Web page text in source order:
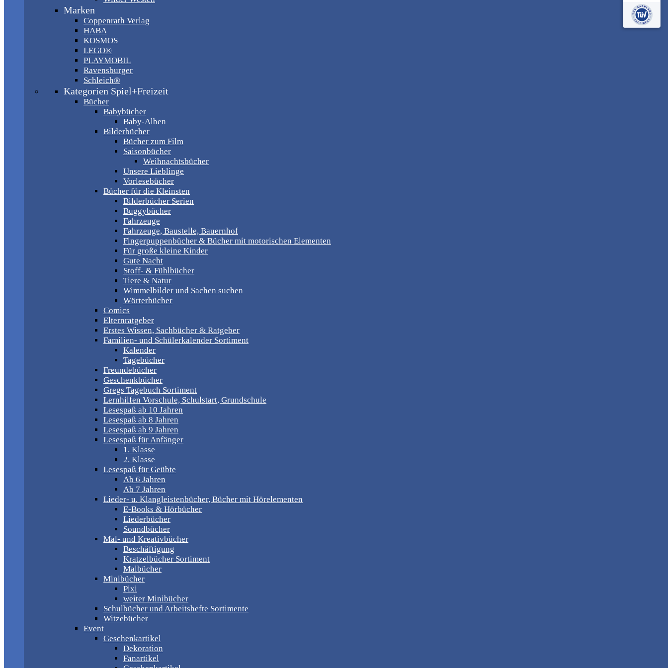
Marken
Coppenrath Verlag
HABA
KOSMOS
LEGO®
PLAYMOBIL
Ravensburger
Schleich®
Kategorien Spiel+Freizeit
Bücher
Babybücher
Baby-Alben
Bilderbücher
Bücher zum Film
Saisonbücher
Weihnachtsbücher
Unsere Lieblinge
Vorlesebücher
Bücher für die Kleinsten
Bilderbücher Serien
Buggybücher
Fahrzeuge
Fahrzeuge, Baustelle, Bauernhof
Fingerpuppenbücher & Bücher mit motorischen Elementen
Für große kleine Kinder
Gute Nacht
Stoff- & Fühlbücher
Tiere & Natur
Wimmelbilder und Sachen suchen
Wörterbücher
Comics
Elternratgeber
Erstes Wissen, Sachbücher & Ratgeber
Familien- und Schülerkalender Sortiment
Kalender
Tagebücher
Freundebücher
Geschenkbücher
Gregs Tagebuch Sortiment
Lernhilfen Vorschule, Schulstart, Grundschule
Lesespaß ab 10 Jahren
Lesespaß ab 8 Jahren
Lesespaß ab 9 Jahren
Lesespaß für Anfänger
1. Klasse
2. Klasse
Lesespaß für Geübte
Ab 6 Jahren
Ab 7 Jahren
Lieder- u. Klangleistenbücher, Bücher mit Hörelementen
E-Books & Hörbücher
Liederbücher
Soundbücher
Mal- und Kreativbücher
Beschäftigung
Kratzelbücher Sortiment
Malbücher
Minibücher
Pixi
weiter Minibücher
Schulbücher und Arbeitshefte Sortimente
Witzebücher
Event
Geschenkartikel
Dekoration
Fanartikel